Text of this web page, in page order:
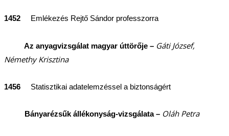
1452 Emlékezés Rejtő Sándor professzorra
Az anyagvizsgálat magyar úttörője – Gáti József,
Némethy Krisztina
1456 Statisztikai adatelemzéssel a biztonságért
Bányarézsűk állékonyság-vizsgálata – Oláh Petra